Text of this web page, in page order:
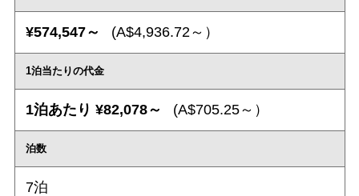
¥574,547～ (A$4,936.72～）
1泊当たりの代金
1泊あたり ¥82,078～ (A$705.25～）
泊数
7泊